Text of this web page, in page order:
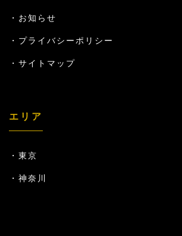
お知らせ
プライバシーポリシー
サイトマップ
エリア
東京
神奈川